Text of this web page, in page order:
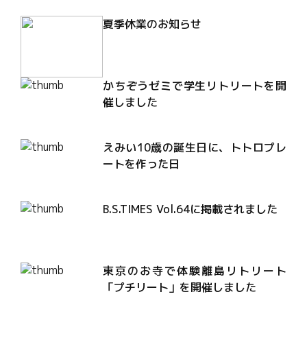
夏季休業のお知らせ
かちぞうゼミで学生リトリートを開
催しました
えみい10歳の誕生日に、トトロプレ
ートを作った日
B.S.TIMES Vol.64に掲載されました
東京のお寺で体験離島リトリート
「プチリート」を開催しました